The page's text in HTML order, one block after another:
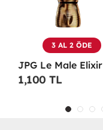
3 AL 2 ÖDE
1,350 TL